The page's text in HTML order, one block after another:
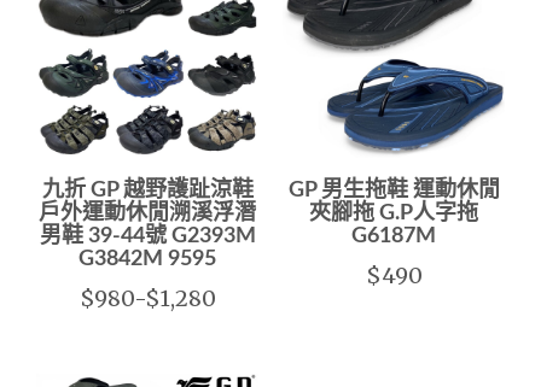
九折 GP 越野護趾涼鞋
戶外運動休閒溯溪浮潛
男鞋 39-44號 G2393M
G3842M 9595
$980-$1,280
GP 男生拖鞋 運動休閒
夾腳拖 G.P人字拖
G6187M
$490